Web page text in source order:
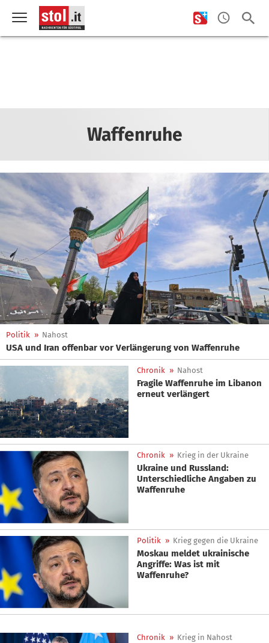
Waffenruhe
Politik » Nahost
USA und Iran offenbar vor Verlängerung von Waffenruhe
Chronik » Nahost
Fragile Waffenruhe im Libanon
erneut verlängert
Chronik » Krieg in der Ukraine
Ukraine und Russland:
Unterschiedliche Angaben zu
Waffenruhe
Politik » Krieg gegen die Ukraine
Moskau meldet ukrainische
Angriffe: Was ist mit
Waffenruhe?
Chronik » Krieg in Nahost